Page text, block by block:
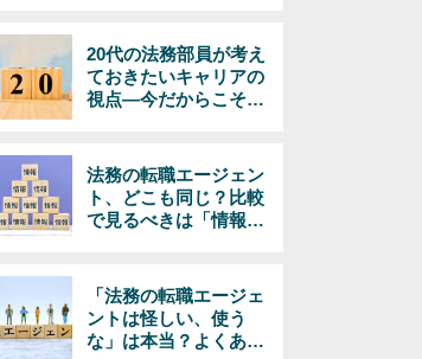
20代の法務部員が考え
ておきたいキャリアの
視点―今だからこそで
法務の転職エージェン
ト、どこも同じ？比較
で見るべきは「情報の
「法務の転職エージェ
ントは怪しい、使う
な」は本当？よくある